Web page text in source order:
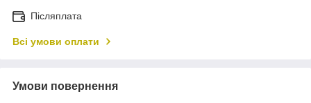
Післяплата
Всі умови оплати
Умови повернення